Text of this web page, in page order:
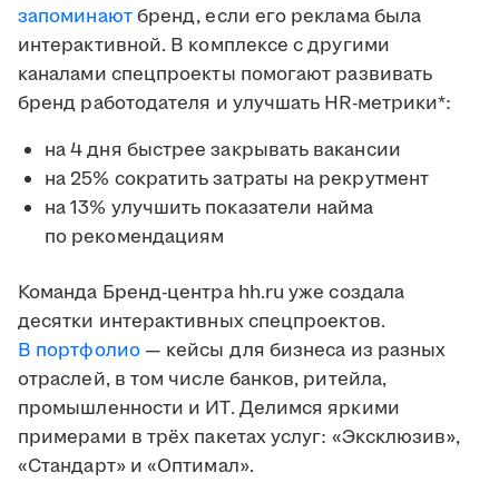
запоминаютбренд, если его реклама была
интерактивной. В комплексе с другими
каналами спецпроекты помогают развивать
бренд работодателя и улучшать HR-метрики*:
на 4 дня быстрее закрывать вакансии
на 25% сократить затраты на рекрутмент
на 13% улучшить показатели найма
по рекомендациям
Команда Бренд-центра hh.ru уже создала
десятки интерактивных спецпроектов.
В портфолио— кейсы для бизнеса из разных
отраслей, в том числе банков, ритейла,
промышленности и ИТ. Делимся яркими
примерами в трёх пакетах услуг: «Эксклюзив»,
«Стандарт» и «Оптимал».